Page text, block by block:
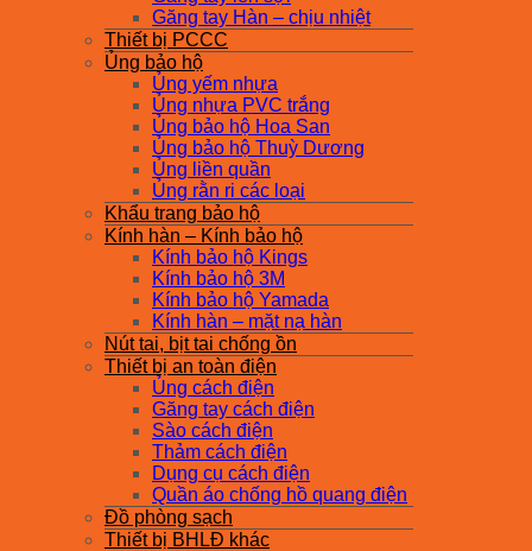
Găng tay Hàn – chịu nhiệt
Thiết bị PCCC
Ủng bảo hộ
Ủng yếm nhựa
Ủng nhựa PVC trắng
Ủng bảo hộ Hoa San
Ủng bảo hộ Thuỳ Dương
Ủng liền quần
Ủng rằn ri các loại
Khẩu trang bảo hộ
Kính hàn – Kính bảo hộ
Kính bảo hộ Kings
Kính bảo hộ 3M
Kính bảo hộ Yamada
Kính hàn – mặt nạ hàn
Nút tai, bịt tai chống ồn
Thiết bị an toàn điện
Ủng cách điện
Găng tay cách điện
Sào cách điện
Thảm cách điện
Dụng cụ cách điện
Quần áo chống hồ quang điện
Đồ phòng sạch
Thiết bị BHLĐ khác